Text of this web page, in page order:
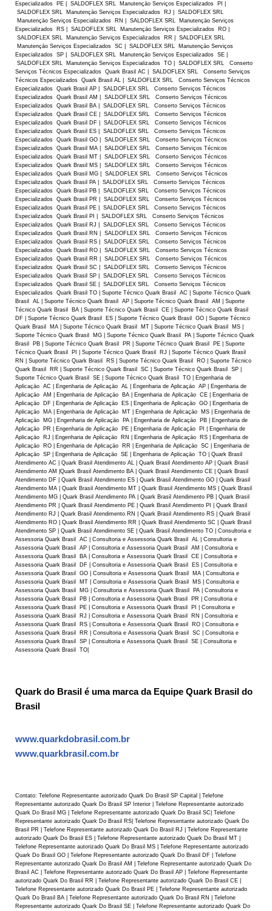
Especializados PE | SALDOFLEX SRL Manutençāo Serviços Especializados PI |
SALDOFLEX SRL Manutençāo Serviços Especializados RJ | SALDOFLEX SRL
Manutençāo Serviços Especializados RN | SALDOFLEX SRL Manutençāo Serviços
Especializados RS | SALDOFLEX SRL Manutençāo Serviços Especializados RO |
SALDOFLEX SRL Manutençāo Serviços Especializados RR | SALDOFLEX SRL
Manutençāo Serviços Especializados SC | SALDOFLEX SRL Manutençāo Serviços
Especializados SP | SALDOFLEX SRL Manutençāo Serviços Especializados SE |
SALDOFLEX SRL Manutençāo Serviços Especializados TO | SALDOFLEX SRL Conserto
Serviços Técnicos Especializados Quark Brasil AC | SALDOFLEX SRL Conserto Serviços
Técnicos Especializados Quark Brasil AL | SALDOFLEX SRL Conserto Serviços Técnicos
Especializados Quark Brasil AP | SALDOFLEX SRL Conserto Serviços Técnicos
Especializados Quark Brasil AM | SALDOFLEX SRL Conserto Serviços Técnicos
Especializados Quark Brasil BA | SALDOFLEX SRL Conserto Serviços Técnicos
Especializados Quark Brasil CE | SALDOFLEX SRL Conserto Serviços Técnicos
Especializados Quark Brasil DF | SALDOFLEX SRL Conserto Serviços Técnicos
Especializados Quark Brasil ES | SALDOFLEX SRL Conserto Serviços Técnicos
Especializados Quark Brasil GO | SALDOFLEX SRL Conserto Serviços Técnicos
Especializados Quark Brasil MA | SALDOFLEX SRL Conserto Serviços Técnicos
Especializados Quark Brasil MT | SALDOFLEX SRL Conserto Serviços Técnicos
Especializados Quark Brasil MS | SALDOFLEX SRL Conserto Serviços Técnicos
Especializados Quark Brasil MG | SALDOFLEX SRL Conserto Serviços Técnicos
Especializados Quark Brasil PA | SALDOFLEX SRL Conserto Serviços Técnicos
Especializados Quark Brasil PB | SALDOFLEX SRL Conserto Serviços Técnicos
Especializados Quark Brasil PR | SALDOFLEX SRL Conserto Serviços Técnicos
Especializados Quark Brasil PE | SALDOFLEX SRL Conserto Serviços Técnicos
Especializados Quark Brasil PI | SALDOFLEX SRL Conserto Serviços Técnicos
Especializados Quark Brasil RJ | SALDOFLEX SRL Conserto Serviços Técnicos
Especializados Quark Brasil RN | SALDOFLEX SRL Conserto Serviços Técnicos
Especializados Quark Brasil RS | SALDOFLEX SRL Conserto Serviços Técnicos
Especializados Quark Brasil RO | SALDOFLEX SRL Conserto Serviços Técnicos
Especializados Quark Brasil RR | SALDOFLEX SRL Conserto Serviços Técnicos
Especializados Quark Brasil SC | SALDOFLEX SRL Conserto Serviços Técnicos
Especializados Quark Brasil SP | SALDOFLEX SRL Conserto Serviços Técnicos
Especializados Quark Brasil SE | SALDOFLEX SRL Conserto Serviços Técnicos
Especializados Quark Brasil TO | Suporte Técnico Quark Brasil AC | Suporte Técnico Quark
Brasil AL | Suporte Técnico Quark Brasil AP | Suporte Técnico Quark Brasil AM | Suporte
Técnico Quark Brasil BA | Suporte Técnico Quark Brasil CE | Suporte Técnico Quark Brasil
DF | Suporte Técnico Quark Brasil ES | Suporte Técnico Quark Brasil GO | Suporte Técnico
Quark Brasil MA | Suporte Técnico Quark Brasil MT | Suporte Técnico Quark Brasil MS |
Suporte Técnico Quark Brasil MG | Suporte Técnico Quark Brasil PA | Suporte Técnico Quark
Brasil PB | Suporte Técnico Quark Brasil PR | Suporte Técnico Quark Brasil PE | Suporte
Técnico Quark Brasil PI | Suporte Técnico Quark Brasil RJ | Suporte Técnico Quark Brasil
RN | Suporte Técnico Quark Brasil RS | Suporte Técnico Quark Brasil RO | Suporte Técnico
Quark Brasil RR | Suporte Técnico Quark Brasil SC | Suporte Técnico Quark Brasil SP |
Suporte Técnico Quark Brasil SE | Suporte Técnico Quark Brasil TO | Engenharia de
Aplicaçāo AC | Engenharia de Aplicaçāo AL | Engenharia de Aplicaçāo AP | Engenharia de
Aplicaçāo AM | Engenharia de Aplicaçāo BA | Engenharia de Aplicaçāo CE | Engenharia de
Aplicaçāo DF | Engenharia de Aplicaçāo ES | Engenharia de Aplicaçāo GO | Engenharia de
Aplicaçāo MA | Engenharia de Aplicaçāo MT | Engenharia de Aplicaçāo MS | Engenharia de
Aplicaçāo MG | Engenharia de Aplicaçāo PA | Engenharia de Aplicaçāo PB | Engenharia de
Aplicaçāo PR | Engenharia de Aplicaçāo PE | Engenharia de Aplicaçāo PI | Engenharia de
Aplicaçāo RJ | Engenharia de Aplicaçāo RN | Engenharia de Aplicaçāo RS | Engenharia de
Aplicaçāo RO | Engenharia de Aplicaçāo RR | Engenharia de Aplicaçāo SC | Engenharia de
Aplicaçāo SP | Engenharia de Aplicaçāo SE | Engenharia de Aplicaçāo TO | Quark Brasil
Atendimento AC | Quark Brasil Atendimento AL | Quark Brasil Atendimento AP | Quark Brasil
Atendimento AM |Quark Brasil Atendimento BA | Quark Brasil Atendimento CE | Quark Brasil
Atendimento DF | Quark Brasil Atendimento ES | Quark Brasil Atendimento GO | Quark Brasil
Atendimento MA | Quark Brasil Atendimento MT | Quark Brasil Atendimento MS | Quark Brasil
Atendimento MG | Quark Brasil Atendimento PA | Quark Brasil Atendimento PB | Quark Brasil
Atendimento PR | Quark Brasil Atendimento PE | Quark Brasil Atendimento PI | Quark Brasil
Atendimento RJ | Quark Brasil Atendimento RN | Quark Brasil Atendimento RS | Quark Brasil
Atendimento RO | Quark Brasil Atendimento RR | Quark Brasil Atendimento SC | Quark Brasil
Atendimento SP | Quark Brasil Atendimento SE | Quark Brasil Atendimento TO | Consultoria e
Assessoria Quark Brasil AC | Consultoria e Assessoria Quark Brasil AL | Consultoria e
Assessoria Quark Brasil AP | Consultoria e Assessoria Quark Brasil AM | Consultoria e
Assessoria Quark Brasil BA | Consultoria e Assessoria Quark Brasil CE | Consultoria e
Assessoria Quark Brasil DF | Consultoria e Assessoria Quark Brasil ES | Consultoria e
Assessoria Quark Brasil GO | Consultoria e Assessoria Quark Brasil MA | Consultoria e
Assessoria Quark Brasil MT | Consultoria e Assessoria Quark Brasil MS | Consultoria e
Assessoria Quark Brasil MG | Consultoria e Assessoria Quark Brasil PA | Consultoria e
Assessoria Quark Brasil PB | Consultoria e Assessoria Quark Brasil PR | Consultoria e
Assessoria Quark Brasil PE | Consultoria e Assessoria Quark Brasil PI | Consultoria e
Assessoria Quark Brasil RJ | Consultoria e Assessoria Quark Brasil RN | Consultoria e
Assessoria Quark Brasil RS | Consultoria e Assessoria Quark Brasil RO | Consultoria e
Assessoria Quark Brasil RR | Consultoria e Assessoria Quark Brasil SC | Consultoria e
Assessoria Quark Brasil SP | Consultoria e Assessoria Quark Brasil SE | Consultoria e
Assessoria Quark Brasil TO|
Quark do Brasil é uma marca da Equipe Quark Brasil do
Brasil
www.quarkdobrasil.com.br
www.quarkbrasil.com.br
Contato: Telefone Representante autorizado Quark Do Brasil SP Capital | Telefone
Representante autorizado Quark Do Brasil SP Interior | Telefone Representante autorizado
Quark Do Brasil MG | Telefone Representante autorizado Quark Do Brasil SC| Telefone
Representante autorizado Quark Do Brasil RS| Telefone Representante autorizado Quark Do
Brasil PR | Telefone Representante autorizado Quark Do Brasil RJ | Telefone Representante
autorizado Quark Do Brasil ES | Telefone Representante autorizado Quark Do Brasil MT |
Telefone Representante autorizado Quark Do Brasil MS | Telefone Representante autorizado
Quark Do Brasil GO | Telefone Representante autorizado Quark Do Brasil DF | Telefone
Representante autorizado Quark Do Brasil AM | Telefone Representante autorizado Quark Do
Brasil AC | Telefone Representante autorizado Quark Do Brasil AP | Telefone Representante
autorizado Quark Do Brasil RR | Telefone Representante autorizado Quark Do Brasil CE |
Telefone Representante autorizado Quark Do Brasil PE | Telefone Representante autorizado
Quark Do Brasil BA | Telefone Representante autorizado Quark Do Brasil RN | Telefone
Representante autorizado Quark Do Brasil SE | Telefone Representante autorizado Quark Do